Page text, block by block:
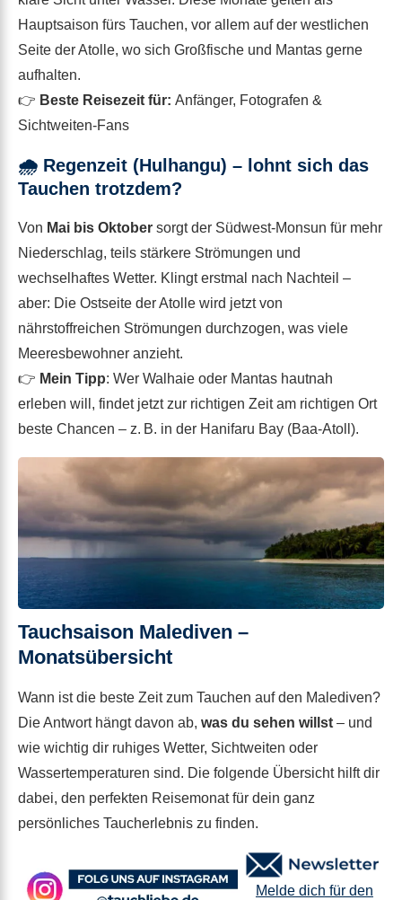
Hauptsaison fürs Tauchen, vor allem auf der westlichen
Seite der Atolle, wo sich Großfische und Mantas gerne
aufhalten.
👉 Beste Reisezeit für: Anfänger, Fotografen &
Sichtweiten-Fans
🌧️ Regenzeit (Hulhangu) – lohnt sich das
Tauchen trotzdem?
Von Mai bis Oktober sorgt der Südwest-Monsun für mehr
Niederschlag, teils stärkere Strömungen und
wechselhaftes Wetter. Klingt erstmal nach Nachteil –
aber: Die Ostseite der Atolle wird jetzt von
nährstoffreichen Strömungen durchzogen, was viele
Meeresbewohner anzieht.
👉 Mein Tipp: Wer Walhaie oder Mantas hautnah
erleben will, findet jetzt zur richtigen Zeit am richtigen Ort
beste Chancen – z. B. in der Hanifaru Bay (Baa-Atoll).
Tauchsaison Malediven –
Monatsübersicht
Wann ist die beste Zeit zum Tauchen auf den Malediven?
Die Antwort hängt davon ab, was du sehen willst – und
wie wichtig dir ruhiges Wetter, Sichtweiten oder
Wassertemperaturen sind. Die folgende Übersicht hilft dir
dabei, den perfekten Reisemonat für dein ganz
persönliches Taucherlebnis zu finden.
Melde dich für den